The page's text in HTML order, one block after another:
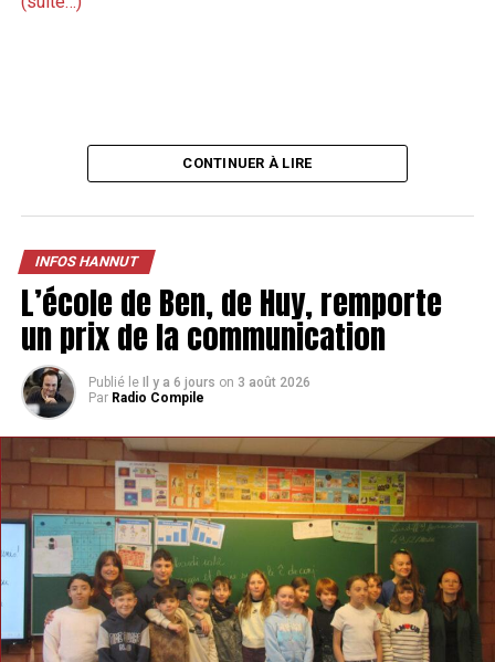
CONTINUER À LIRE
INFOS HANNUT
L’école de Ben, de Huy, remporte
un prix de la communication
Publié le Il y a 6 jours on 3 août 2026
Par Radio Compile